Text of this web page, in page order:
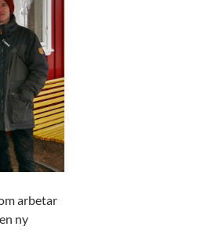
arbetar
ny